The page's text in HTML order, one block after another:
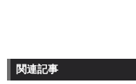
関連記事